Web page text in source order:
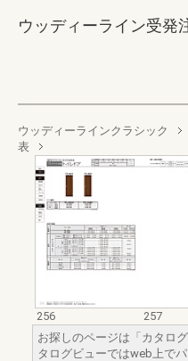
ウッディーライン受発
ウッディーラインクラシック
表
256
257
お探しのページは「カタロ
タログビューではweb上で